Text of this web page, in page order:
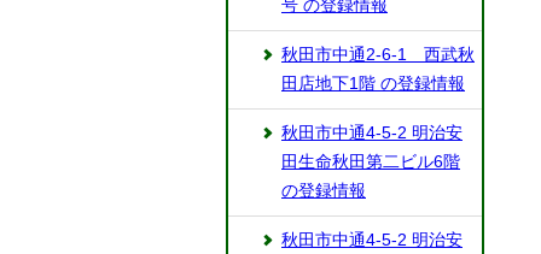
号 の登録情報
秋田市中通2-6-1 西武秋
田店地下1階 の登録情報
秋田市中通4-5-2 明治安
田生命秋田第二ビル6階
の登録情報
秋田市中通4-5-2 明治安